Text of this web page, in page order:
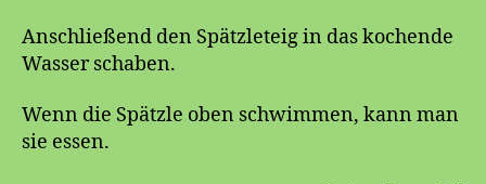
Anschließend den Spätzleteig in das kochende
Wasser schaben.
Wenn die Spätzle oben schwimmen, kann man
sie essen.